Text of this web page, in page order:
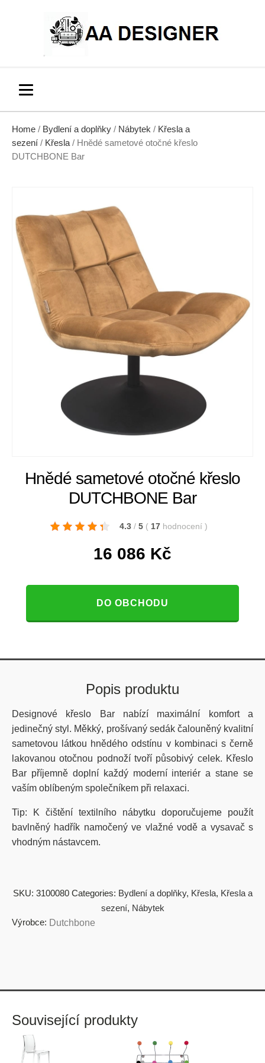
Home / Bydlení a doplňky / Nábytek / Křesla a
sezení / Křesla / Hnědé sametové otočné křeslo
DUTCHBONE Bar
Hnědé sametové otočné křeslo
DUTCHBONE Bar
4.3 / 5 ( 17 hodnocení )
16 086 Kč
DO OBCHODU
Popis produktu
Designové křeslo Bar nabízí maximální komfort a
jedinečný styl. Měkký, prošívaný sedák čalouněný kvalitní
sametovou látkou hnědého odstínu v kombinaci s černě
lakovanou otočnou podnoží tvoří působivý celek. Křeslo
Bar příjemně doplní každý moderní interiér a stane se
vaším oblíbeným společníkem při relaxaci.
Tip: K čištění textilního nábytku doporučujeme použít
bavlněný hadřík namočený ve vlažné vodě a vysavač s
vhodným nástavcem.
SKU: 3100080 Categories: Bydlení a doplňky, Křesla, Křesla a
sezení, Nábytek
Výrobce: Dutchbone
Související produkty